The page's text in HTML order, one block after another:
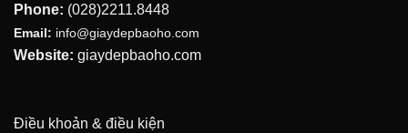
Phone: (028)2211.8448
Email: info@giaydepbaoho.com
Website: giaydepbaoho.com
Điều khoản & điều kiện